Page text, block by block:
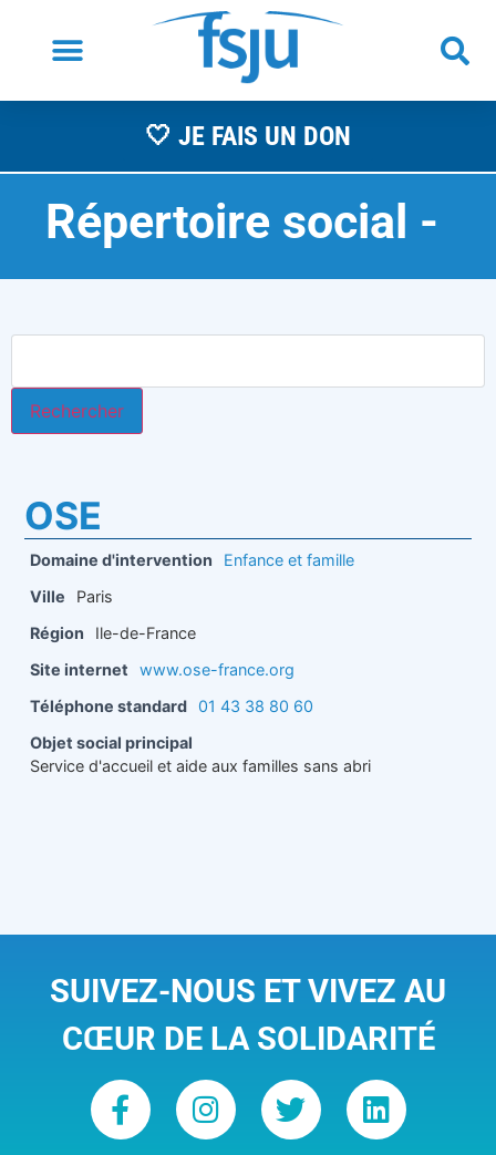
🤍 JE FAIS UN DON
Répertoire social -A
OSE
Domaine d'intervention
Enfance et famille
Ville
Paris
Région
Ile-de-France
Site internet
www.ose-france.org
Téléphone standard 01 43 38 80 60
Objet social principal
Service d'accueil et aide aux familles sans abri
SUIVEZ-NOUS ET VIVEZ AU
CŒUR DE LA SOLIDARITÉ